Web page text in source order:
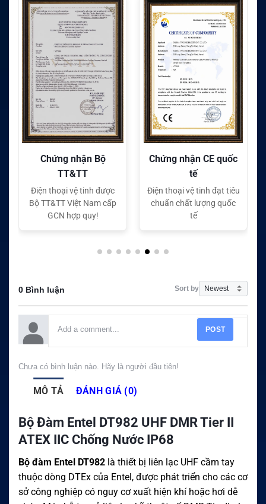
Chứng nhận CE quốc
Điện thoại vệ tinh đạt tiêu
chuẩn chất lượng quốc
tế
Chứng nhận FC quốc
Điện thoại vệ tinh đạt tiêu
chuẩn chất lượng quốc
0 Bình luận Sort by
POST
Chưa có bình luận nào. Hãy là người đầu tiên!
MÔ TẢ ĐÁNH GIÁ (0)
Bộ Đàm Entel DT982 UHF DMR Tier II
ATEX IIC Chống Nước IP68
Bộ đàm Entel DT982 là thiết bị liên lạc UHF cầm tay
thuộc dòng DTEx của Entel, được phát triển cho các cơ
sở công nghiệp có nguy cơ xuất hiện khí hoặc hơi dễ